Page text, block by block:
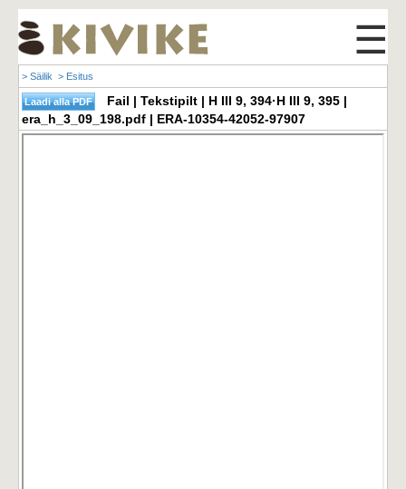
☰
> Säilik > Esitus
Fail | Tekstipilt | H III 9, 394·H III 9, 395 |
era_h_3_09_198.pdf | ERA-10354-42052-97907